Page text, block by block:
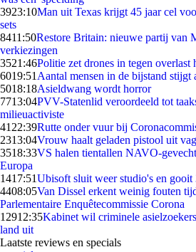
3923:10Man uit Texas krijgt 45 jaar cel
sets
8411:50Restore Britain: nieuwe partij van
verkiezingen
3521:46Politie zet drones in tegen overlast
6019:51 Aantal mensen in de bijstand
5018:18Asieldwang wordt horror
7713:04PVV-Statenlid veroordeeld tot
milieuactiviste
41 22:39Rutte onder vuur bij
2313:04Vrouw haalt geladen pistool uit
3518:33VS halen tientallen NAVO-
Europa
1417:51Ubisoft sluit weer studio's en gooit
4408:05Van Dissel erkent weinig fouten
Parlementaire Enquêtecommissie Corona
12912:35Kabinet wil criminele
land uit
Laatste reviews en specials